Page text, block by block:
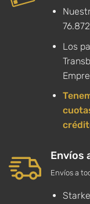
Los
Envíos
Envíos a